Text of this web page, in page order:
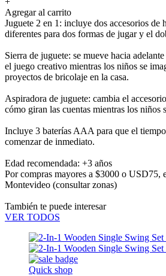
Agregar al carrito
Juguete 2 en 1: incluye dos accesorios de
diferentes para dos formas de jugar y el
Sierra de juguete: se mueve hacia
el juego creativo mientras los niños se
proyectos de bricolaje en la casa.
Aspiradora de juguete: cambia el
cómo giran las cuentas mientras los niños
Incluye 3 baterías AAA para que el
comenzar de inmediato.
Edad recomendada: +3 años
Por compras mayores a $3000 o USD75,
Montevideo (consultar zonas)
También te puede interesar
VER TODOS
Quick shop